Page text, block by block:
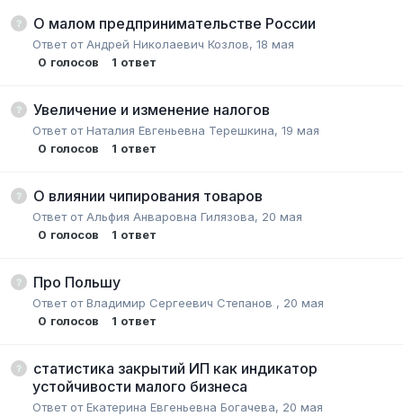
О малом предпринимательстве России
Ответ отАндрей Николаевич Козлов, 18 мая
0 голосов 1 ответ
Увеличение и изменение налогов
Ответ отНаталия Евгеньевна Терешкина, 19 мая
0 голосов 1 ответ
О влиянии чипирования товаров
Ответ от Альфия Анваровна Гилязова, 20 мая
0 голосов 1 ответ
Про Польшу
Ответ отВладимир Сергеевич Степанов , 20 мая
0 голосов 1 ответ
статистика закрытий ИП как индикатор
устойчивости малого бизнеса
Ответ отЕкатерина Евгеньевна Богачева, 20 мая